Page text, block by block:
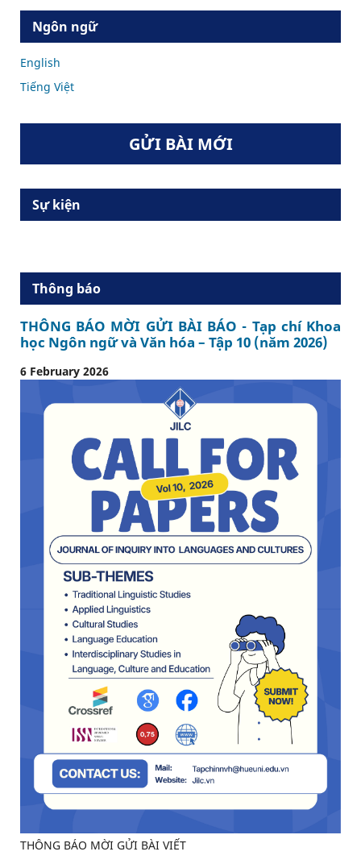
Ngôn ngữ
English
Tiếng Việt
GỬI BÀI MỚI
Sự kiện
Thông báo
THÔNG BÁO MỜI GỬI BÀI BÁO - Tạp chí Khoa
học Ngôn ngữ và Văn hóa – Tập 10 (năm 2026)
6 February 2026
THÔNG BÁO MỜI GỬI BÀI VIẾT